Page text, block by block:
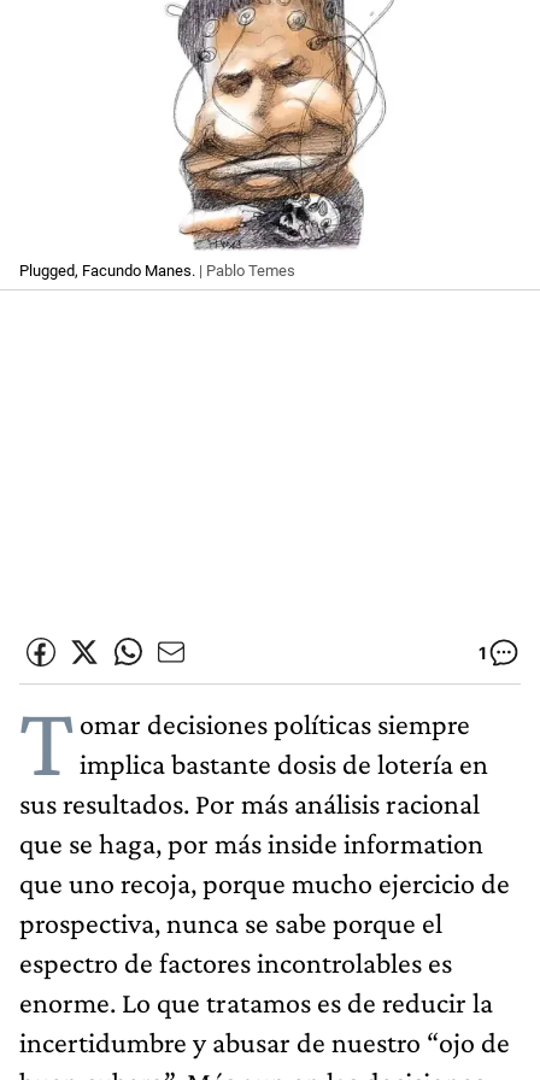
Plugged, Facundo Manes. | Pablo Temes
1
T omar decisiones políticas siempre
implica bastante dosis de lotería en
sus resultados. Por más análisis racional
que se haga, por más inside information
que uno recoja, porque mucho ejercicio de
prospectiva, nunca se sabe porque el
espectro de factores incontrolables es
enorme. Lo que tratamos es de reducir la
incertidumbre y abusar de nuestro “ojo de